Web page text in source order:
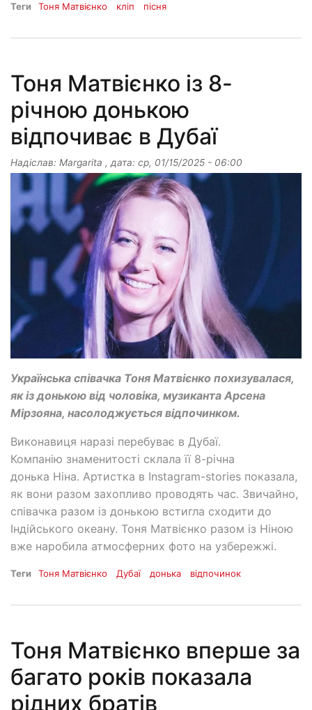
Теги Тоня Матвієнко кліп пісня
Тоня Матвієнко із 8-
річною донькою
відпочиває в Дубаї
Надіслав: Margarita , дата: ср, 01/15/2025 - 06:00
Українська співачка Тоня Матвієнко похизувалася,
як із донькою від чоловіка, музиканта Арсена
Мірзояна, насолоджується відпочинком.
Виконавиця наразі перебуває в Дубаї.
Компанію знаменитості склала її 8-річна
донька Ніна. Артистка в Instagram-stories показала,
як вони разом захопливо проводять час. Звичайно,
співачка разом із донькою встигла сходити до
Індійського океану. Тоня Матвієнко разом із Ніною
вже наробила атмосферних фото на узбережжі.
Теги Тоня Матвієнко Дубаї донька відпочинок
Тоня Матвієнко вперше за
багато років показала
рідних братів